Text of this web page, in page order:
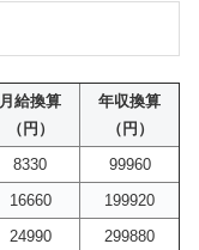
月給換算
（円）
年収換算
（円）
8330
99960
16660
199920
24990 299880